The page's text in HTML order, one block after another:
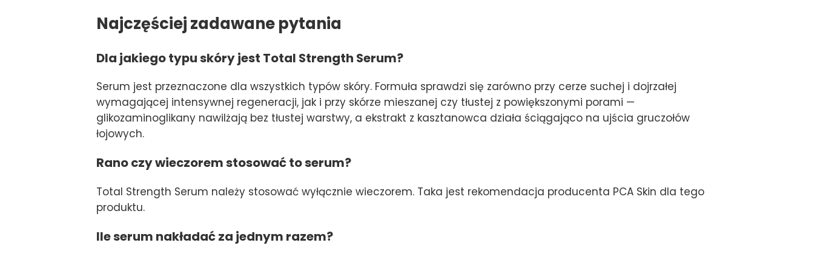
Najczęściej zadawane pytania
Dla jakiego typu skóry jest Total Strength Serum?
Serum jest przeznaczone dla wszystkich typów skóry. Formuła sprawdzi się zarówno przy cerze suchej i dojrzałej
wymagającej intensywnej regeneracji, jak i przy skórze mieszanej czy tłustej z powiększonymi porami —
glikozaminoglikany nawilżają bez tłustej warstwy, a ekstrakt z kasztanowca działa ściągająco na ujścia gruczołów
łojowych.
Rano czy wieczorem stosować to serum?
Total Strength Serum należy stosować wyłącznie wieczorem. Taka jest rekomendacja producenta PCA Skin dla tego
produktu.
Ile serum nakładać za jednym razem?